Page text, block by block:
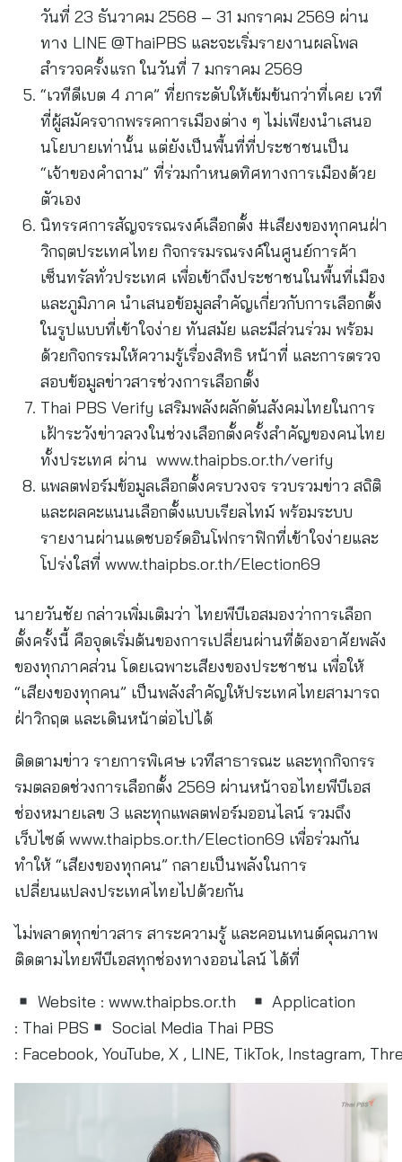
วันที่ 23 ธันวาคม 2568 – 31 มกราคม 2569 ผ่าน
ทาง LINE @ThaiPBS และจะเริ่มรายงานผลโพล
สำรวจครั้งแรก ในวันที่ 7 มกราคม 2569
“เวทีดีเบต 4 ภาค” ที่ยกระดับให้เข้มข้นกว่าที่เคย เวที
ที่ผู้สมัครจากพรรคการเมืองต่าง ๆ ไม่เพียงนำเสนอ
นโยบายเท่านั้น แต่ยังเป็นพื้นที่ที่ประชาชนเป็น
“เจ้าของคำถาม” ที่ร่วมกำหนดทิศทางการเมืองด้วย
ตัวเอง
นิทรรศการสัญจรรณรงค์เลือกตั้ง #เสียงของทุกคนฝ่า
วิกฤตประเทศไทย กิจกรรมรณรงค์ในศูนย์การค้า
เซ็นทรัลทั่วประเทศ เพื่อเข้าถึงประชาชนในพื้นที่เมือง
และภูมิภาค นำเสนอข้อมูลสำคัญเกี่ยวกับการเลือกตั้ง
ในรูปแบบที่เข้าใจง่าย ทันสมัย และมีส่วนร่วม พร้อม
ด้วยกิจกรรมให้ความรู้เรื่องสิทธิ หน้าที่ และการตรวจ
สอบข้อมูลข่าวสารช่วงการเลือกตั้ง
Thai PBS Verify เสริมพลังผลักดันสังคมไทยในการ
เฝ้าระวังข่าวลวงในช่วงเลือกตั้งครั้งสำคัญของคนไทย
ทั้งประเทศ ผ่าน www.thaipbs.or.th/verify
แพลตฟอร์มข้อมูลเลือกตั้งครบวงจร รวบรวมข่าว สถิติ
และผลคะแนนเลือกตั้งแบบเรียลไทม์ พร้อมระบบ
รายงานผ่านแดชบอร์ดอินโฟกราฟิกที่เข้าใจง่ายและ
โปร่งใสที่ www.thaipbs.or.th/Election69
นายวันชัย กล่าวเพิ่มเติมว่า ไทยพีบีเอสมองว่าการเลือก
ตั้งครั้งนี้ คือจุดเริ่มต้นของการเปลี่ยนผ่านที่ต้องอาศัยพลัง
ของทุกภาคส่วน โดยเฉพาะเสียงของประชาชน เพื่อให้
“เสียงของทุกคน” เป็นพลังสำคัญให้ประเทศไทยสามารถ
ฝ่าวิกฤต และเดินหน้าต่อไปได้
ติดตามข่าว รายการพิเศษ เวทีสาธารณะ และทุกกิจกรร
รมตลอดช่วงการเลือกตั้ง 2569 ผ่านหน้าจอไทยพีบีเอส
ช่องหมายเลข 3 และทุกแพลตฟอร์มออนไลน์ รวมถึง
เว็บไซต์ www.thaipbs.or.th/Election69 เพื่อร่วมกัน
ทำให้ “เสียงของทุกคน” กลายเป็นพลังในการ
เปลี่ยนแปลงประเทศไทยไปด้วยกัน
ไม่พลาดทุกข่าวสาร สาระความรู้ และคอนเทนต์คุณภาพ
ติดตามไทยพีบีเอสทุกช่องทางออนไลน์ ได้ที่
Website : www.thaipbs.or.th
Application
: Thai PBS
Social Media Thai PBS
: Facebook, YouTube, X , LINE, TikTok, Instagram,